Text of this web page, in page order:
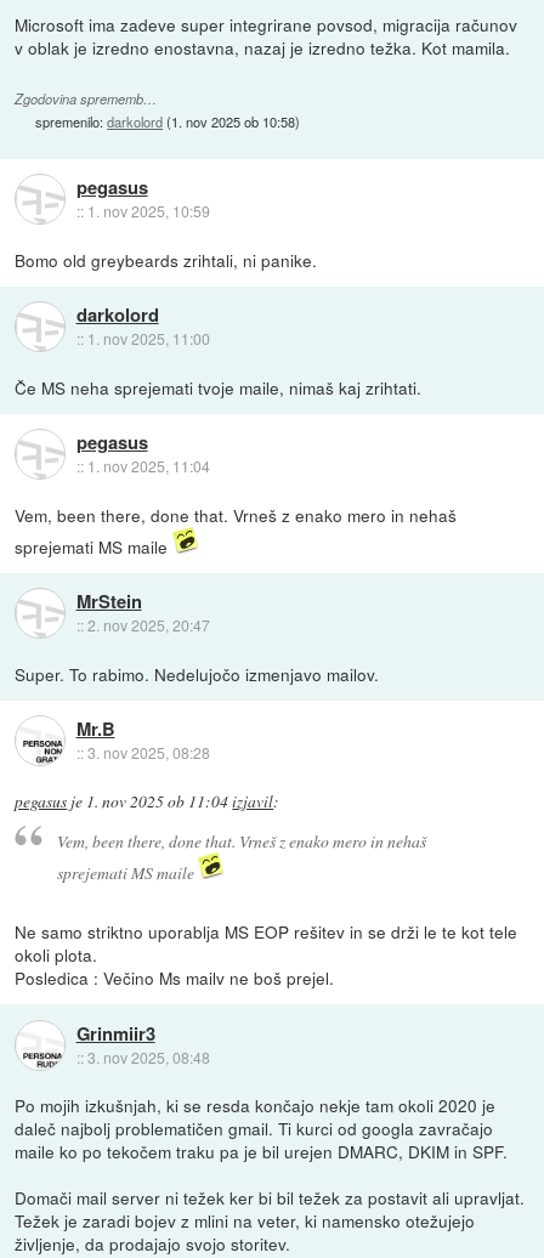
Microsoft ima zadeve super integrirane povsod, migracija računov
v oblak je izredno enostavna, nazaj je izredno težka. Kot mamila.
Zgodovina sprememb…
spremenilo:darkolord(1. nov 2025 ob 10:58)
pegasus
:: 1. nov 2025, 10:59
Bomo old greybeards zrihtali, ni panike.
darkolord
:: 1. nov 2025, 11:00
Če MS neha sprejemati tvoje maile, nimaš kaj zrihtati.
pegasus
:: 1. nov 2025, 11:04
Vem, been there, done that. Vrneš z enako mero in nehaš
sprejemati MS maile
MrStein
::2. nov 2025, 20:47
Super. To rabimo. Nedelujočo izmenjavo mailov.
Mr.B
::3. nov 2025, 08:28
pegasus je 1. nov 2025 ob 11:04izjavil:
Vem, been there, done that. Vrneš z enako mero in nehaš
sprejemati MS maile
Ne samo striktno uporablja MS EOP rešitev in se drži le te kot tele
okoli plota.
Posledica : Večino Ms mailv ne boš prejel.
Grinmiir3
::3. nov 2025, 08:48
Po mojih izkušnjah, ki se resda končajo nekje tam okoli 2020 je
daleč najbolj problematičen gmail. Ti kurci od googla zavračajo
maile ko po tekočem traku pa je bil urejen DMARC, DKIM in SPF.
Domači mail server ni težek ker bi bil težek za postavit ali upravljat.
Težek je zaradi bojev z mlini na veter, ki namensko otežujejo
življenje, da prodajajo svojo storitev.